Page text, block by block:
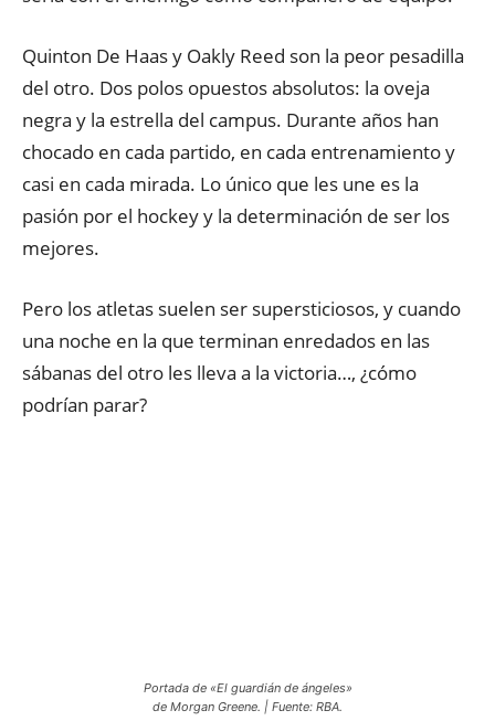
Quinton De Haas y Oakly Reed son la peor pesadilla
del otro. Dos polos opuestos absolutos: la oveja
negra y la estrella del campus. Durante años han
chocado en cada partido, en cada entrenamiento y
casi en cada mirada. Lo único que les une es la
pasión por el hockey y la determinación de ser los
mejores.
Pero los atletas suelen ser supersticiosos, y cuando
una noche en la que terminan enredados en las
sábanas del otro les lleva a la victoria…, ¿cómo
podrían parar?
Portada de «El guardián de ángeles»
de Morgan Greene. | Fuente: RBA.